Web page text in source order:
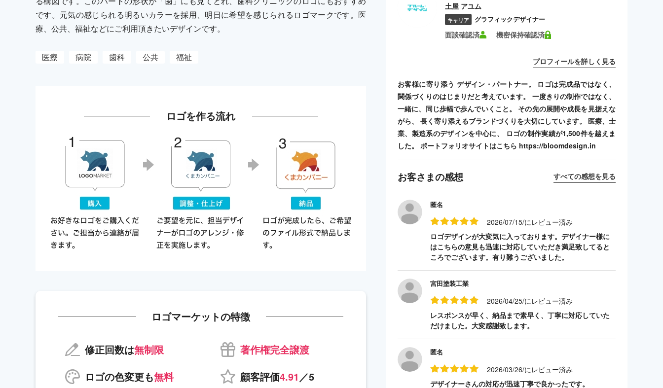
です。元気の感じられる明るいカラーを採用、明日に希望を感じられるロゴマークです。医
療、公共、福祉などにご利用頂きたいデザインです。
医療 病院 歯科 公共 福祉
ロゴを作る流れ
ロゴマーケットの特徴
修正回数は無制限
著作権完全譲渡
ロゴの色変更も無料 顧客評価4.91 ／5
土屋 アユム
キャリア グラフィックデザイナー
面談確認済 機密保持確認済
プロフィールを詳しく見る
お客様に寄り添う デザイン・パートナー。 ロゴは完成品ではなく、
関係づくりのはじまりだと考えています。 一度きりの制作ではなく、
一緒に、同じ歩幅で歩んでいくこと。 その先の展開や成長を見据えな
がら、 長く寄り添えるブランドづくりを大切にしています。 医療、士
業、製造系のデザインを中心に、 ロゴの制作実績が1,500件を越えま
した。 ポートフォリオサイトはこちら https://bloomdesign.in
お客さまの感想 すべての感想を見る
匿名
2026/07/15/にレビュー済み
ロゴデザインが大変気に入っております。デザイナー様に
はこちらの意見も迅速に対応していただき満足致してると
ころでございます。有り難うございました。
宮田塗装工業
2026/04/25/にレビュー済み
レスポンスが早く、納品まで素早く、丁寧に対応していた
だけました。大変感謝致します。
匿名
2026/03/26/にレビュー済み
デザイナーさんの対応が迅速丁寧で良かったです。